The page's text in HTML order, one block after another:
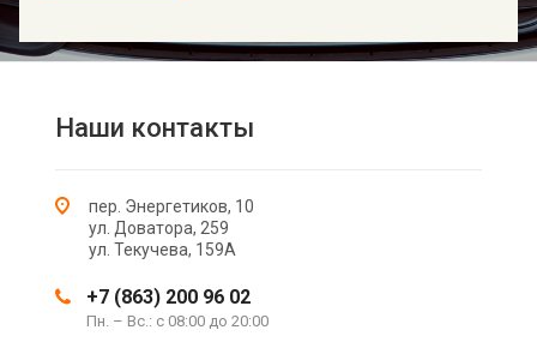
Наши контакты
пер. Энергетиков, 10
ул. Доватора, 259
ул. Текучева, 159А
+7 (863) 200 96 02
Пн. – Вс.: с 08:00 до 20:00